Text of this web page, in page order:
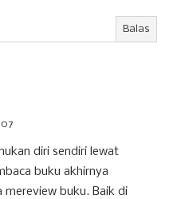
Balas
diri sendiri lewat
buku akhirnya
mereview buku. Baik di